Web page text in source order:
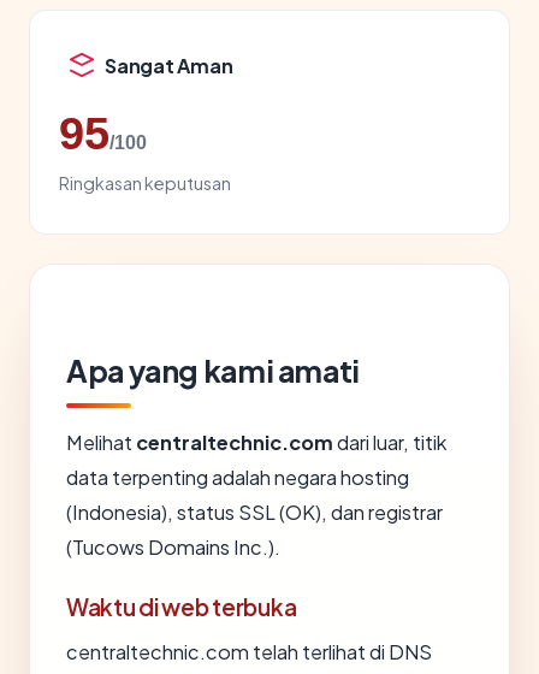
Sangat Aman
95/100
Ringkasan keputusan
Apa yang kami amati
Melihat centraltechnic.comdari luar, titik
data terpenting adalah negara hosting
(Indonesia), status SSL (OK), dan registrar
(Tucows Domains Inc.).
Waktu di web terbuka
centraltechnic.com telah terlihat di DNS